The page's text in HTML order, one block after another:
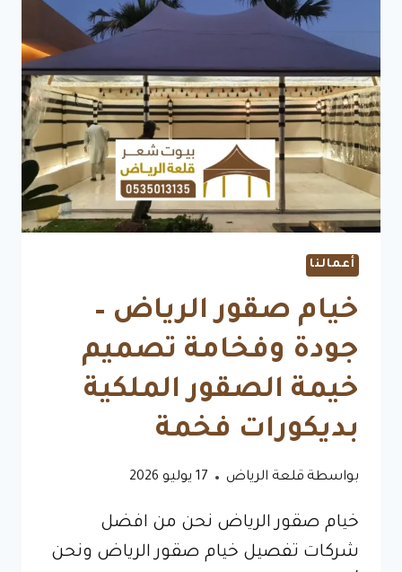
–
فخامة
وروعة
الدفء
في
قلب
الخيام
أعمالنا
خيام صقور الرياض –
جودة وفخامة تصميم
خيمة الصقور الملكية
بديكورات فخمة
بواسطة قلعة الرياض 17 يوليو 2026
خيام صقور الرياض نحن من افضل
شركات تفصيل خيام صقور الرياض ونحن